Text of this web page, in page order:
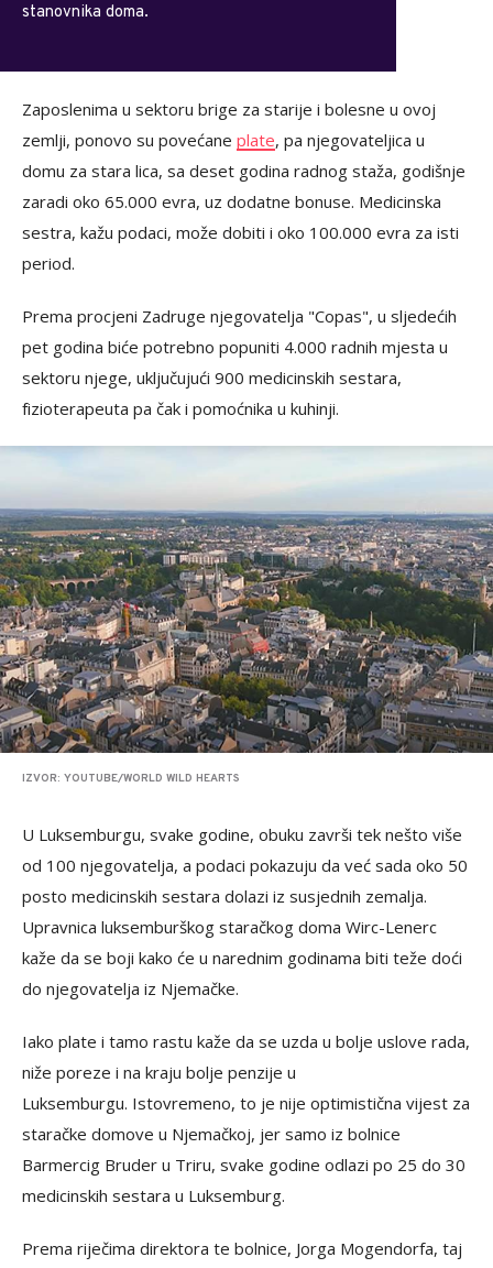
stanovnika doma.
Zaposlenima u sektoru brige za starije i bolesne u ovoj
zemlji, ponovo su povećane plate, pa njegovateljica u
domu za stara lica, sa deset godina radnog staža, godišnje
zaradi oko 65.000 evra, uz dodatne bonuse. Medicinska
sestra, kažu podaci, može dobiti i oko 100.000 evra za isti
period.
Prema procjeni Zadruge njegovatelja "Copas", u sljedećih
pet godina biće potrebno popuniti 4.000 radnih mjesta u
sektoru njege, uključujući 900 medicinskih sestara,
fizioterapeuta pa čak i pomoćnika u kuhinji.
IZVOR: YOUTUBE/WORLD WILD HEARTS
U Luksemburgu, svake godine, obuku završi tek nešto više
od 100 njegovatelja, a podaci pokazuju da već sada oko 50
posto medicinskih sestara dolazi iz susjednih zemalja.
Upravnica luksemburškog staračkog doma Wirc-Lenerc
kaže da se boji kako će u narednim godinama biti teže doći
do njegovatelja iz Njemačke.
Iako plate i tamo rastu kaže da se uzda u bolje uslove rada,
niže poreze i na kraju bolje penzije u
Luksemburgu. Istovremeno, to je nije optimistična vijest za
staračke domove u Njemačkoj, jer samo iz bolnice
Barmercig Bruder u Triru, svake godine odlazi po 25 do 30
medicinskih sestara u Luksemburg.
Prema riječima direktora te bolnice, Jorga Mogendorfa, taj